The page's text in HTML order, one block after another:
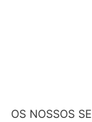
OS NOSSOS